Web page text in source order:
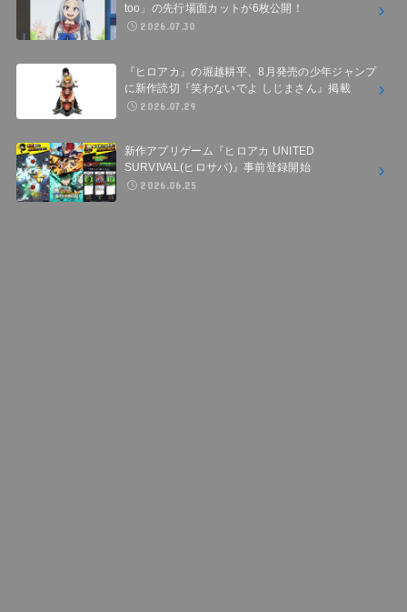
too」の先行場面カットが6枚公開！
2026.07.30
『ヒロアカ』の堀越耕平、8月発売の少年ジャンプ
に新作読切『笑わないでよ しじまさん』掲載
2026.07.29
新作アプリゲーム『ヒロアカ UNITED
SURVIVAL(ヒロサバ)』事前登録開始
2026.06.25